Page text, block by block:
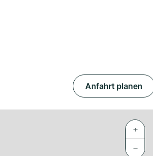
Anfahrt planen
+
−